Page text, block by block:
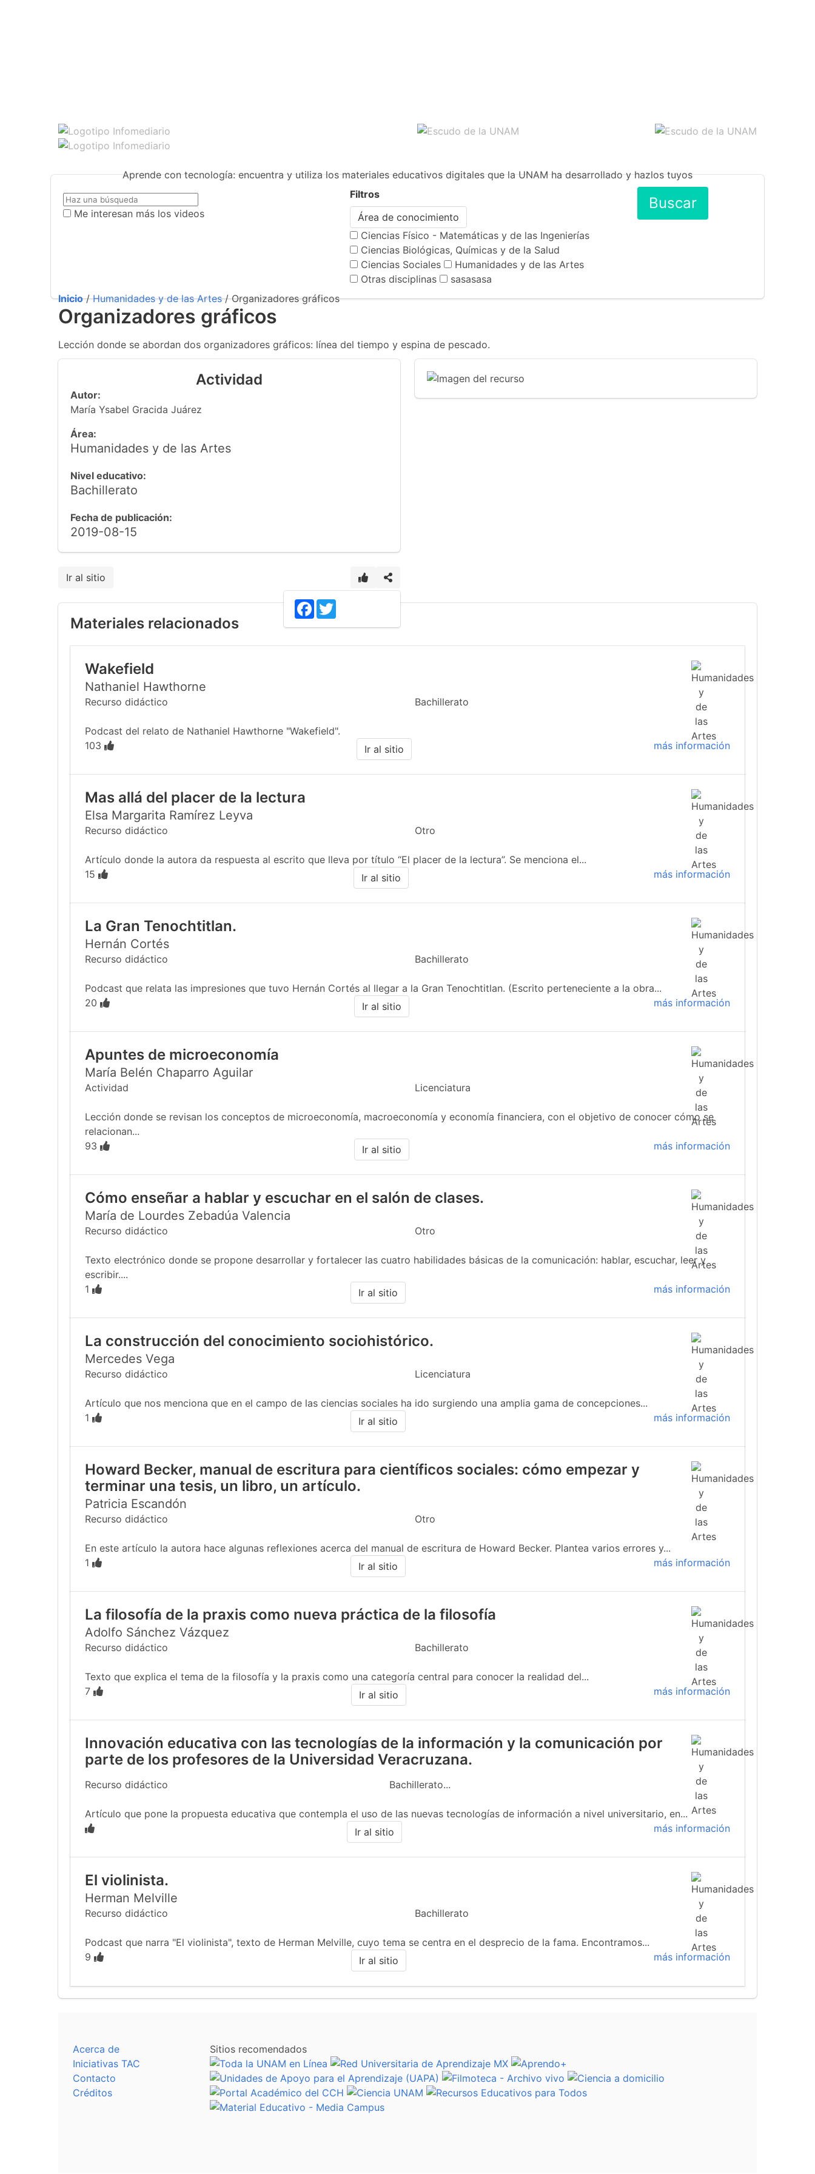
Aprende con tecnología: encuentra y utiliza los materiales educativos digitales que la UNAM ha desarrollado y hazlos tuyos
Me interesan más los videos
Filtros
Área de conocimiento
Ciencias Físico - Matemáticas y de las Ingenierías
Ciencias Biológicas, Químicas y de la Salud
Ciencias Sociales
Humanidades y de las Artes
Otras disciplinas
sasasasa
Buscar
Inicio/Humanidades y de las Artes/ Organizadores gráficos
Organizadores gráficos
Lección donde se abordan dos organizadores gráficos: línea del tiempo y espina de pescado.
Actividad
Autor:
María Ysabel Gracida Juárez
Área:
Humanidades y de las Artes
Nivel educativo:
Bachillerato
Fecha de publicación:
2019-08-15
Ir al sitio
Facebook
Materiales relacionados
Wakefield
Nathaniel Hawthorne
Recurso didáctico Bachillerato
Podcast del relato de Nathaniel Hawthorne "Wakefield".
103
más información
Ir al sitio
Mas allá del placer de la lectura
Elsa Margarita Ramírez Leyva
Recurso didáctico Otro
Artículo donde la autora da respuesta al escrito que lleva por título “El placer de la lectura”. Se menciona el...
15
más información
Ir al sitio
La Gran Tenochtitlan.
Hernán Cortés
Recurso didáctico Bachillerato
Podcast que relata las impresiones que tuvo Hernán Cortés al llegar a la Gran Tenochtitlan. (Escrito perteneciente a la obra...
20
más información
Ir al sitio
Apuntes de microeconomía
María Belén Chaparro Aguilar
Actividad Licenciatura
Lección donde se revisan los conceptos de microeconomía, macroeconomía y economía financiera, con el objetivo de conocer cómo se
relacionan...
93
más información
Ir al sitio
Cómo enseñar a hablar y escuchar en el salón de clases.
María de Lourdes Zebadúa Valencia
Recurso didáctico Otro
Texto electrónico donde se propone desarrollar y fortalecer las cuatro habilidades básicas de la comunicación: hablar, escuchar, leer y
escribir....
1
más información
Ir al sitio
La construcción del conocimiento sociohistórico.
Mercedes Vega
Recurso didáctico Licenciatura
Artículo que nos menciona que en el campo de las ciencias sociales ha ido surgiendo una amplia gama de concepciones...
1
más información
Ir al sitio
Howard Becker, manual de escritura para científicos sociales: cómo empezar y
terminar una tesis, un libro, un artículo.
Patricia Escandón
Recurso didáctico Otro
En este artículo la autora hace algunas reflexiones acerca del manual de escritura de Howard Becker. Plantea varios errores y...
1
más información
Ir al sitio
La filosofía de la praxis como nueva práctica de la filosofía
Adolfo Sánchez Vázquez
Recurso didáctico Bachillerato
Texto que explica el tema de la filosofía y la praxis como una categoría central para conocer la realidad del...
7
más información
Ir al sitio
Innovación educativa con las tecnologías de la información y la comunicación por
parte de los profesores de la Universidad Veracruzana.
Recurso didáctico Bachillerato...
Artículo que pone la propuesta educativa que contempla el uso de las nuevas tecnologías de información a nivel universitario, en...
más información
Ir al sitio
El violinista.
Herman Melville
Recurso didáctico Bachillerato
Podcast que narra "El violinista", texto de Herman Melville, cuyo tema se centra en el desprecio de la fama. Encontramos...
9
más información
Ir al sitio
Acerca de
Iniciativas TAC
Contacto
Créditos
Sitios recomendados